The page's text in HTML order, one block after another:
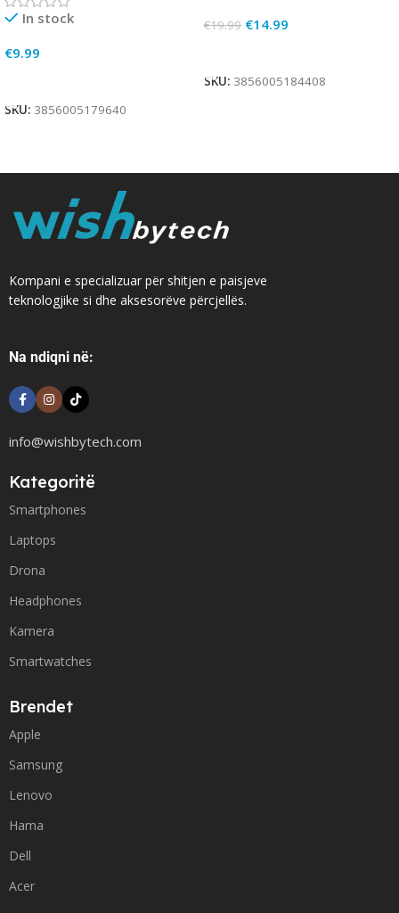
In stock
€9.99
SKU: 3856005179640
€19.99 €14.99
SKU: 3856005184408
Kompani e specializuar për shitjen e paisjeve
teknologjike si dhe aksesorëve përcjellës.
Na ndiqni në:
info@wishbytech.com
Kategoritë
Smartphones
Laptops
Drona
Headphones
Kamera
Smartwatches
Brendet
Apple
Samsung
Lenovo
Hama
Dell
Acer